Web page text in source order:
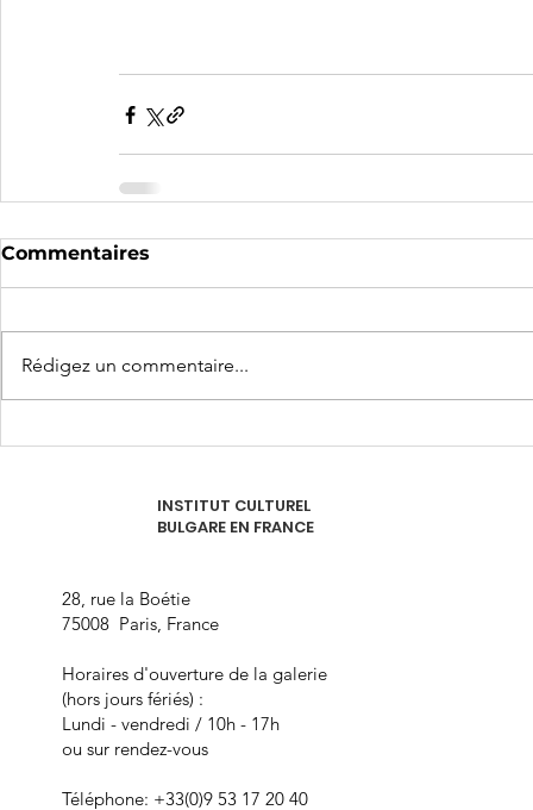
Commentaires
Rédigez un commentaire...
INSTITUT CULTUREL
BULGARE EN FRANCE
28, rue la Boétie
75008 Paris, France
Horaires d'ouverture de la galerie
(hors jours fériés) :
Lundi - vendredi / 10h - 17h
ou sur rendez-vous
Téléphone: +33(0)9 53 17 20 40